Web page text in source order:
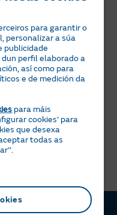
ser resoltas
Municipal de
órgano competente
como
de litixios
de Consumo,
de Consumo |
e Axenda 2030
para garantir o
personalizar a súa
publicidade
perfil elaborado a
así como para
e de medición da
para máis
cookies’ para
que desexa
todas as